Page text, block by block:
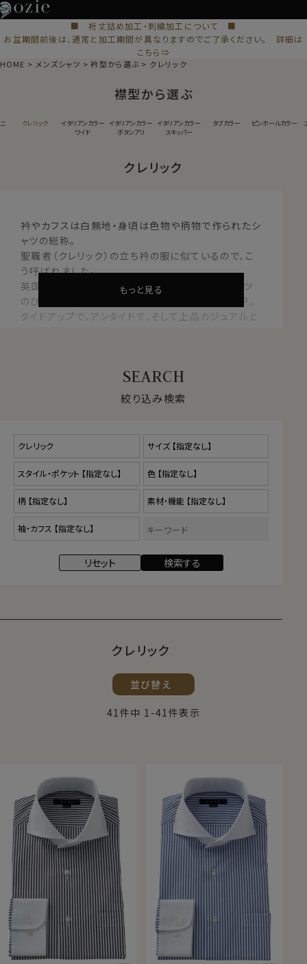
■ 裄丈詰め加工・刺繍加工について ■
お盆期間前後は、通常と加工期間が異なりますのでご了承ください。 詳細は
こちら⇒
HOME メンズシャツ 衿型から選ぶ クレリック
襟型から選ぶ
クレリック
イタリアンカラー
ワイド
イタリアンカラー
ボタンアリ
イタリアンカラー
スキッパー
タブカラー ピンホールカラー
クレリック
衿やカフスは白無地・身頃は色物や柄物で作られたシ
ャツの総称。
聖職者（クレリック）の立ち衿の服に似ているので、こ
う呼ばれました。
英国王室一族が好んで着用している格調高いシャツ
のひとつです。白い衿と身頃の柄がエレガンス度UP。
タイドアップで、アンタイドで、そして上品カジュアルと
おすすめコーディネート
タイドアップはもちろん、アンタイドで、そして上品カジ
でも、きちんと感がありだらしなく見えないのでクー
もっと見る
絞り込み検索
クレリック
並び替え
41 件中 1 -41 件表示